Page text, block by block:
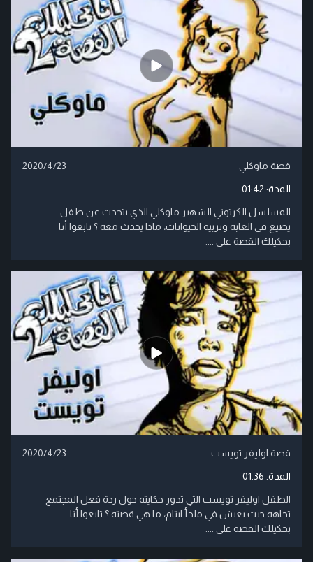
قصة ماوكلي 2020/4/23
المدة: 01:42
المسلسل الكرتوني الشهير ماوكلي الذي يتحدث عن طفل
يضيع في الغابة وتربيه الحيوانات، ماذا يحدث معه ؟ تابعوا أنا
بحكيلك القصة على ....
قصة اوليفر تويست 2020/4/23
المدة: 01:36
الطفل اوليفر تويست التي تدور حكايته حول ردة فعل المجتمع
تجاهه حيث يعيش في ملجأ ايتام، ما هي قصته ؟ تابعوا أنا
بحكيلك القصة على ....